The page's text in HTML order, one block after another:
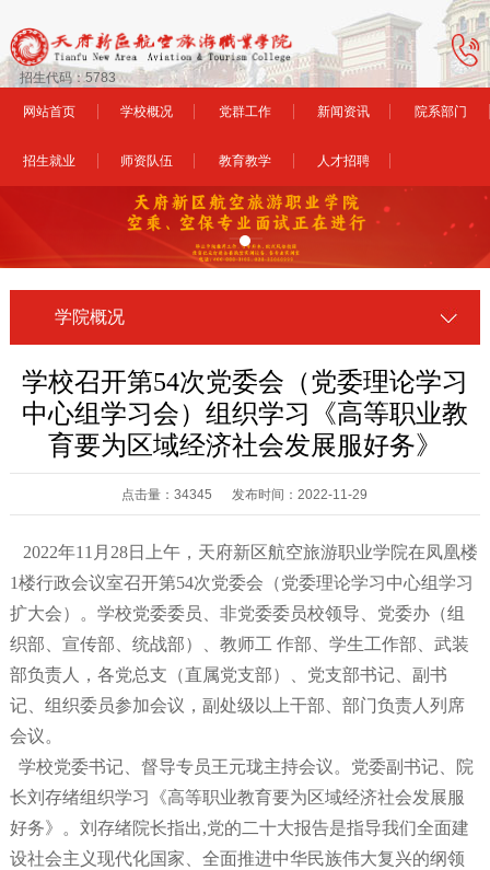
招生代码：5783
网站首页 学校概况 党群工作 新闻资讯 院系部门
招生就业 师资队伍 教育教学 人才招聘
学院概况
学校召开第54次党委会（党委理论学习
中心组学习会）组织学习《高等职业教
育要为区域经济社会发展服好务》
点击量：34345 发布时间：2022-11-29
2022年11月28日上午，天府新区航空旅游职业学院在凤凰楼
1楼行政会议室召开第54次党委会（党委理论学习中心组学习
扩大会）。学校党委委员、非党委委员校领导、党委办（组
织部、宣传部、统战部）、教师工 作部、学生工作部、武装
部负责人，各党总支（直属党支部）、党支部书记、副书
记、组织委员参加会议，副处级以上干部、部门负责人列席
会议。
学校党委书记、督导专员王元珑主持会议。党委副书记、院
长刘存绪组织学习《高等职业教育要为区域经济社会发展服
好务》 。 刘存绪院长指出,党的二十大报告是指导我们全面建
设社会主义现代化国家、全面推进中华民族伟大复兴的纲领